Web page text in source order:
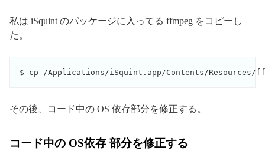
私は iSquint のパッケージに入ってる ffmpeg をコピーし
た。
その後、コード中の OS 依存部分を修正する。
コード中の OS依存 部分を修正する